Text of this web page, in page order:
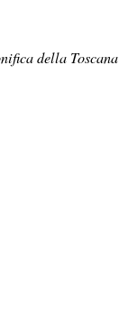
della Toscana